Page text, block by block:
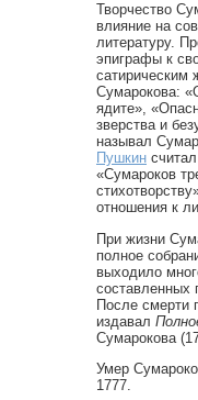
Творчество
влияние на
литературу.
эпиграфы к
сатирическим
Сумарокова:
ядите»,
зверства и
называл
Пушкин
«Сумароков
отношения к
При жизни
полное
выходило
составленных
После смерти
издавал
Сумарокова
Умер
1777.